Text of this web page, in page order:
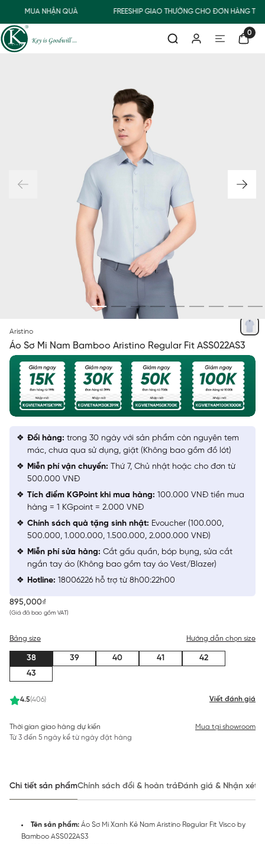
MUA NHẬN QUÀ FREESHIP GIAO THƯỜNG CHO ĐƠN HÀNG
0
Aristino
Áo Sơ Mi Nam Bamboo Aristino Regular Fit ASS022AS3
895,000₫
(Giá đã bao gồm VAT)
4.5(406) Viết đánh giá
Bảng size Hướng dẫn chọn size
38 39 40 41
42
43
Thời gian giao hàng dự kiến
Từ 3 đến 5 ngày kể từ ngày đặt hàng
Mua tại showroom
Đổi hàng: trong 30 ngày với sản phẩm còn nguyên tem
mác, chưa qua sử dụng, giặt (Không bao gồm đồ lót)
Miễn phí vận chuyển: Thứ 7, Chủ nhật hoặc cho đơn từ
500.000 VNĐ
Tích điểm KGPoint khi mua hàng: 100.000 VNĐ tiền mua
hàng = 1 KGpoint = 2.000 VNĐ
Chính sách quà tặng sinh nhật: Evoucher (100.000,
500.000, 1.000.000, 1.500.000, 2.000.000 VNĐ)
Miễn phí sửa hàng: Cắt gấu quần, bóp bụng, sửa cắt
ngắn tay áo (Không bao gồm tay áo Vest/Blazer)
Hotline: 18006226 hỗ trợ từ 8h00:22h00
Chi tiết sản phẩmChính sách đổi & hoàn trảĐánh giá & Nhận xét
Tên sản phẩm: Áo Sơ Mi Xanh Kẻ Nam Aristino Regular Fit Visco by
Bamboo ASS022AS3